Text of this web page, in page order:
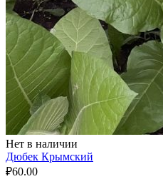
Нет в наличии
Дюбек Крымский
₽60.00